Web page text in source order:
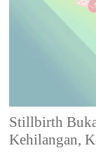
Stillbirth
Kehilangan,